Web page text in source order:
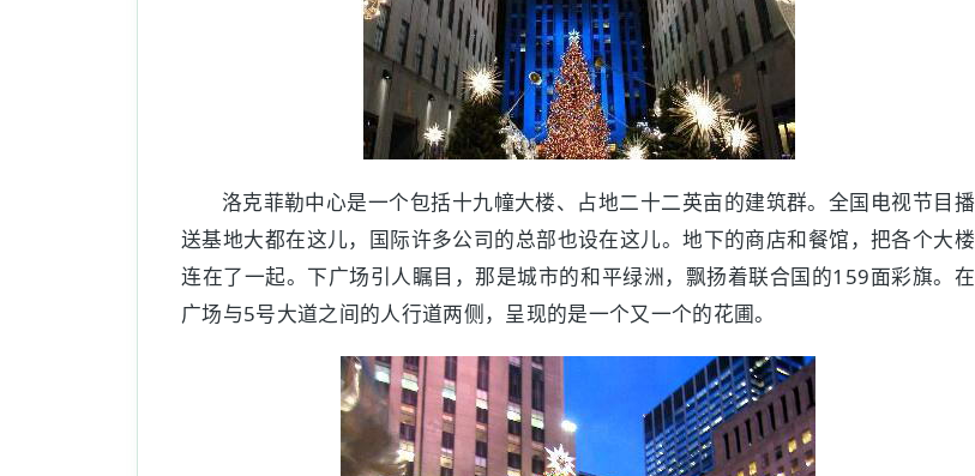
洛克菲勒中心是一个包括十九幢大楼、占地二十二英亩的建筑群。全国电视节目播
送基地大都在这儿，国际许多公司的总部也设在这儿。地下的商店和餐馆，把各个大楼
连在了一起。下广场引人瞩目，那是城市的和平绿洲，飘扬着联合国的159面彩旗。在
广场与5号大道之间的人行道两侧，呈现的是一个又一个的花圃。